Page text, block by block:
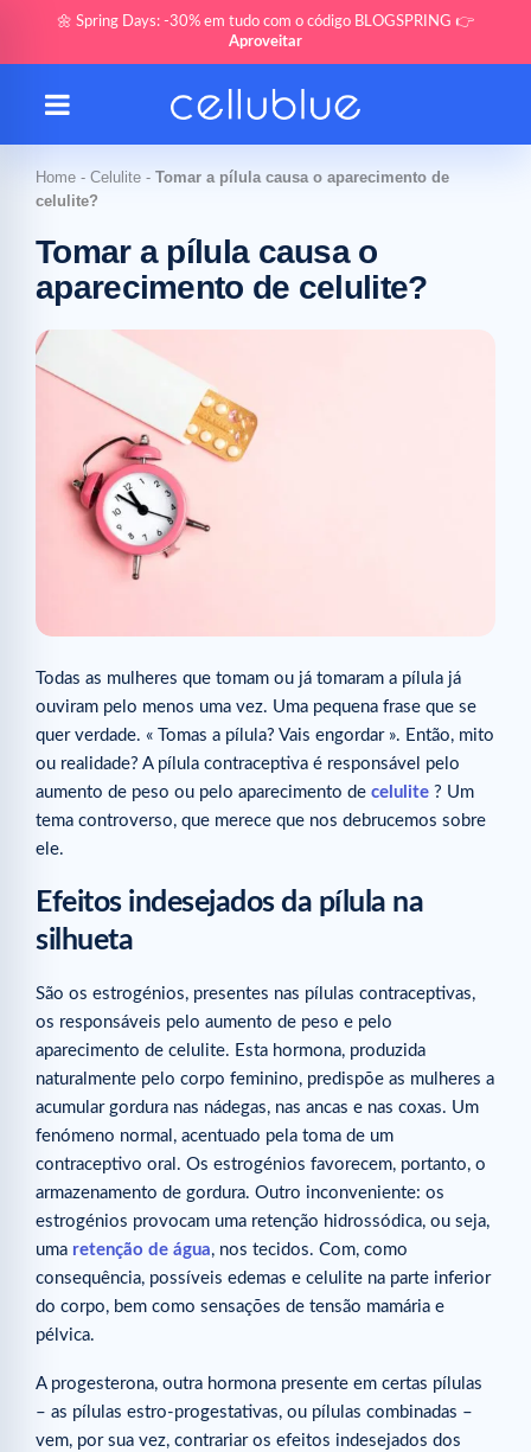
🌼 Spring Days: -30% em tudo com o código BLOGSPRING 👉
Aproveitar
Home - Celulite - Tomar a pílula causa o aparecimento de
celulite?
Tomar a pílula causa o
aparecimento de celulite?
Todas as mulheres que tomam ou já tomaram a pílula já
ouviram pelo menos uma vez. Uma pequena frase que se
quer verdade. « Tomas a pílula? Vais engordar ». Então, mito
ou realidade? A pílula contraceptiva é responsável pelo
aumento de peso ou pelo aparecimento de celulite ? Um
tema controverso, que merece que nos debrucemos sobre
ele.
Efeitos indesejados da pílula na
silhueta
São os estrogénios, presentes nas pílulas contraceptivas,
os responsáveis pelo aumento de peso e pelo
aparecimento de celulite. Esta hormona, produzida
naturalmente pelo corpo feminino, predispõe as mulheres a
acumular gordura nas nádegas, nas ancas e nas coxas. Um
fenómeno normal, acentuado pela toma de um
contraceptivo oral. Os estrogénios favorecem, portanto, o
armazenamento de gordura. Outro inconveniente: os
estrogénios provocam uma retenção hidrossódica, ou seja,
uma retenção de água, nos tecidos. Com, como
consequência, possíveis edemas e celulite na parte inferior
do corpo, bem como sensações de tensão mamária e
pélvica.
A progesterona, outra hormona presente em certas pílulas
– as pílulas estro-progestativas, ou pílulas combinadas –
vem, por sua vez, contrariar os efeitos indesejados dos